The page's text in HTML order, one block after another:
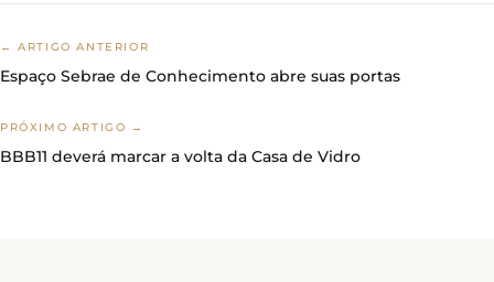
← ARTIGO ANTERIOR
Espaço Sebrae de Conhecimento abre suas portas
PRÓXIMO ARTIGO →
BBB11 deverá marcar a volta da Casa de Vidro